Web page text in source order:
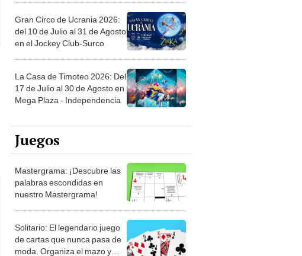
Gran Circo de Ucrania 2026:
del 10 de Julio al 31 de Agosto
en el Jockey Club-Surco
La Casa de Timoteo 2026: Del
17 de Julio al 30 de Agosto en
Mega Plaza - Independencia
Juegos
Mastergrama: ¡Descubre las
palabras escondidas en
nuestro Mastergrama!
Solitario: El legendario juego
de cartas que nunca pasa de
moda. Organiza el mazo y